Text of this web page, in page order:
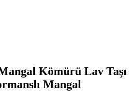
Kömürü Lav Taşı
Mangal